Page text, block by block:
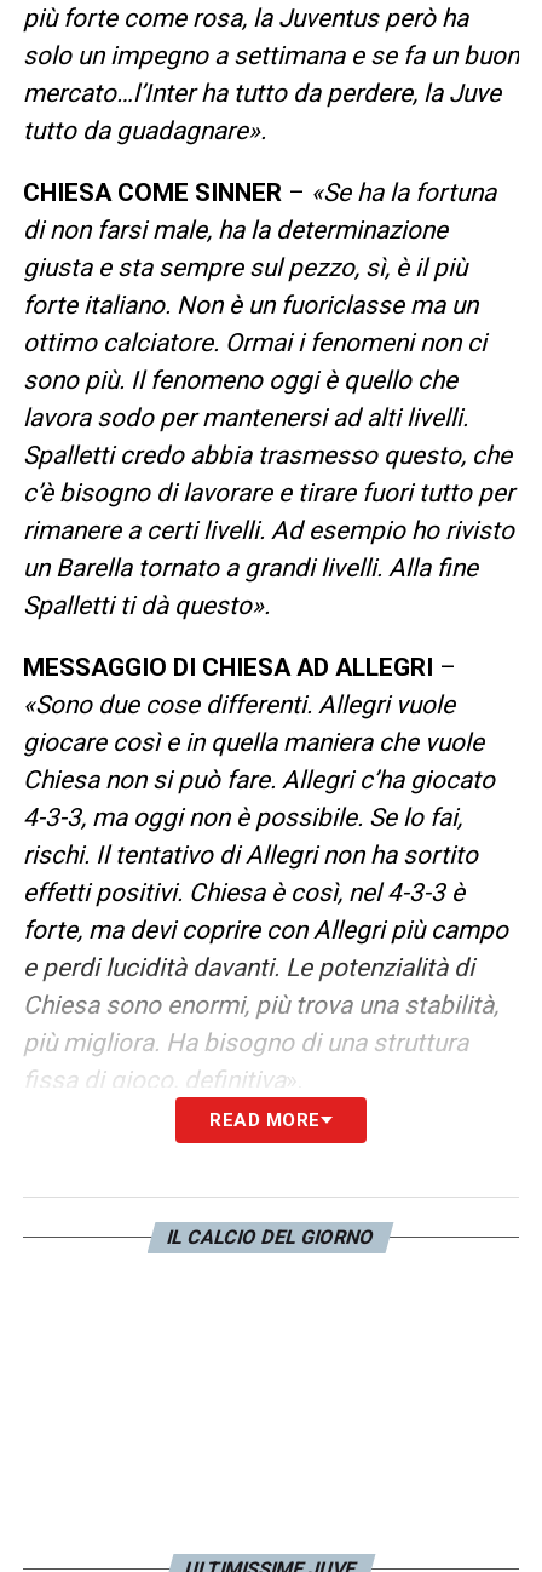
più forte come rosa, la Juventus però ha
solo un impegno a settimana e se fa un buon
mercato…l’Inter ha tutto da perdere, la Juve
tutto da guadagnare».
CHIESA COME SINNER– «Se ha la fortuna
di non farsi male, ha la determinazione
giusta e sta sempre sul pezzo, sì, è il più
forte italiano. Non è un fuoriclasse ma un
ottimo calciatore. Ormai i fenomeni non ci
sono più. Il fenomeno oggi è quello che
lavora sodo per mantenersi ad alti livelli.
Spalletti credo abbia trasmesso questo, che
c’è bisogno di lavorare e tirare fuori tutto per
rimanere a certi livelli. Ad esempio ho rivisto
un Barella tornato a grandi livelli. Alla fine
Spalletti ti dà questo».
MESSAGGIO DI CHIESA AD ALLEGRI –
«Sono due cose differenti. Allegri vuole
giocare così e in quella maniera che vuole
Chiesa non si può fare. Allegri c’ha giocato
4-3-3, ma oggi non è possibile. Se lo fai,
rischi. Il tentativo di Allegri non ha sortito
effetti positivi. Chiesa è così, nel 4-3-3 è
forte, ma devi coprire con Allegri più campo
e perdi lucidità davanti. Le potenzialità di
Chiesa sono enormi, più trova una stabilità,
più migliora. Ha bisogno di una struttura
fissa di gioco, definitiva».
READ MORE
IL CALCIO DEL GIORNO